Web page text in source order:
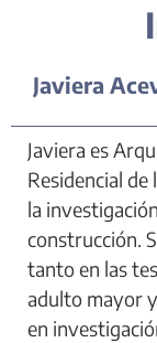
Javiera
Javiera es
Residencial de
la
construcción.
tanto en las
adulto mayor
en